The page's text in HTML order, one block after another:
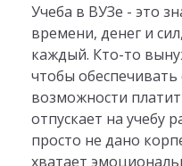
Учеба в ВУЗе - это
времени, денег и
каждый. Кто-то
чтобы
возможности
отпускает на учебу
просто не дано
хватает